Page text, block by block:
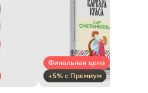
Финальная цена
+5% с Премиум